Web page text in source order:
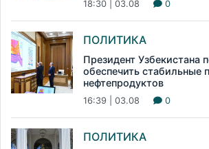
18:30 | 03.08 0
ПОЛИТИКА
Президент Узбекистана
обеспечить стабильные
нефтепродуктов
16:39 | 03.08 0
ПОЛИТИКА